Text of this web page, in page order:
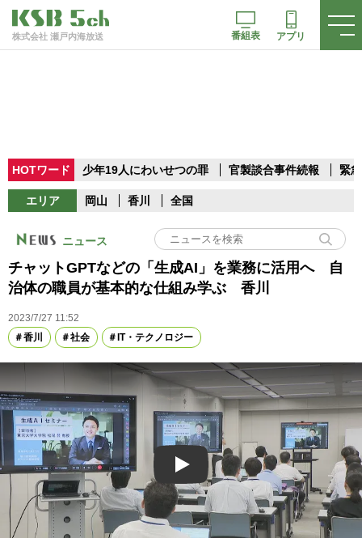
株式会社 瀬戸内海放送 番組表 アプリ
HOTワード 少年19人にわいせつの罪 官製談合事件続報 緊
エリア 岡山 香川 全国
ニュース
チャットGPTなどの「生成AI」を業務に活用へ 自
治体の職員が基本的な仕組み学ぶ 香川
2023/7/27 11:52
香川
社会 IT・テクノロジー
Play